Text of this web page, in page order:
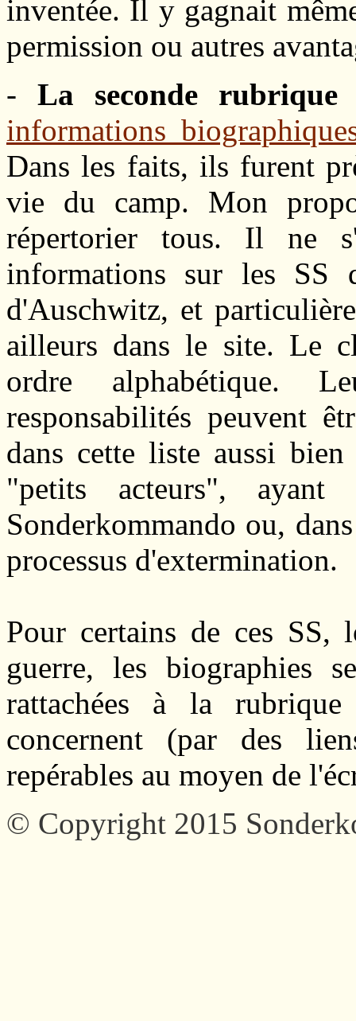
inventée. Il y gagnait
permission ou autres
- La seconde rubrique
informations
Dans les faits, ils furent
vie du camp. Mon
répertorier tous. Il ne
informations sur les SS
d'Auschwitz, et
ailleurs dans le site. Le
ordre alphabétique.
responsabilités peuvent
dans cette liste aussi
"petits acteurs",
Sonderkommando ou,
processus d'extermination.
Pour certains de ces SS,
guerre, les biographies
rattachées à la
concernent (par des
repérables au moyen de
© Copyright 2015